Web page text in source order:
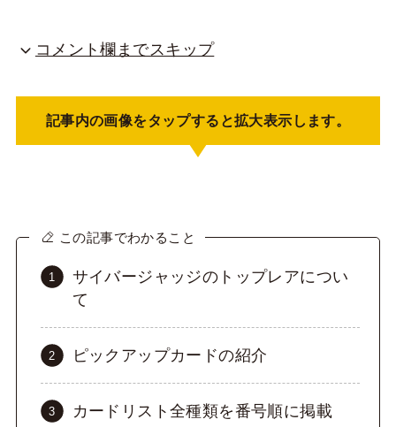
コメント欄までスキップ
記事内の画像をタップすると拡大表示します。
この記事でわかること
サイバージャッジのトップレアについ
て
ピックアップカードの紹介
カードリスト全種類を番号順に掲載